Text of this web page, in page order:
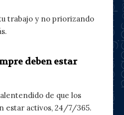
trabajo y no priorizando
deben estar
de que los
estar activos, 24/7/365.